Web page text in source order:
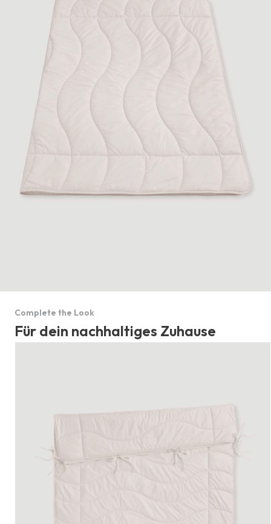
Complete the Look
Für dein nachhaltiges Zuhause